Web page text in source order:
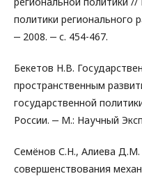
политики регионального
‒ 2008. ‒ с. 454-467.
Бекетов Н.В.
пространственным
государственной
России. ‒ М.: Научный
Семёнов С.Н., Алиева Д.М.
совершенствования